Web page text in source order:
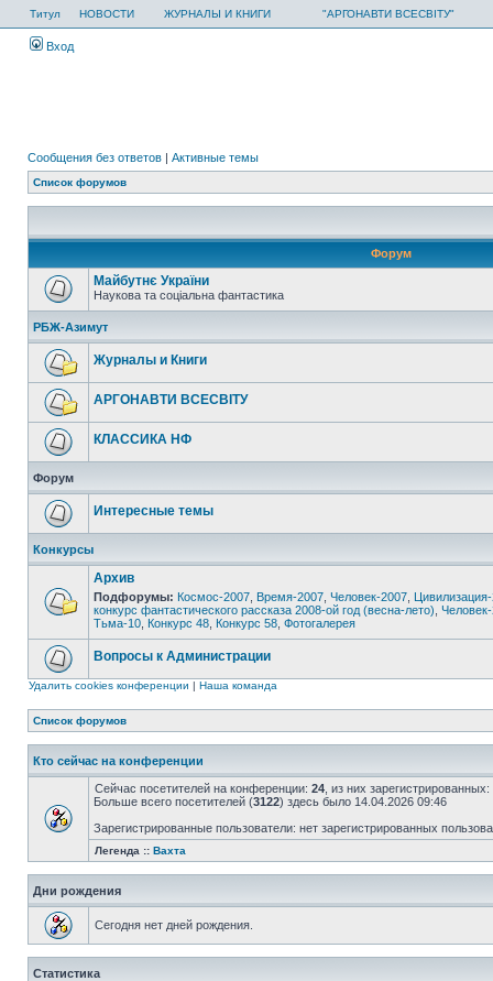
Титул НОВОСТИ ЖУРНАЛЫ И КНИГИ "АРГОНАВТИ ВСЕСВІТУ"
Вход
Сообщения без ответов | Активные темы
Список форумов
Форум
Майбутнє України
Наукова та соціальна фантастика
РБЖ-Азимут
Журналы и Книги
АРГОНАВТИ ВСЕСВIТУ
КЛАССИКА НФ
Форум
Интересные темы
Конкурсы
Архив
Подфорумы: Космос-2007 Время-2007 Человек-2007
конкурс фантастического рассказа 2008-ой год (весна-лето)
Тьма-10 Конкурс 48 Конкурс 58 Фотогалерея
Вопросы к Администрации
Удалить cookies конференции | Наша команда
Список форумов
Кто сейчас на конференции
Сейчас посетителей на конференции: 24 , из них
Больше всего посетителей (3122) здесь было 14.04.2026 09:46
Зарегистрированные пользователи: нет зарегистрированных
Легенда :: Вахта
Дни рождения
Сегодня нет дней рождения.
Статистика